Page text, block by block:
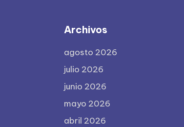
Archivos
agosto 2026
julio 2026
junio 2026
mayo 2026
abril 2026